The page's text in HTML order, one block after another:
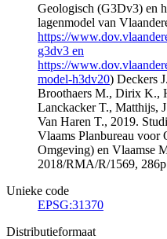
Geologisch (G3Dv3) en
lagenmodel van
https://
g3dv3 en
https://
model-h3dv20) Deckers
Broothaers M., Dirix K.,
Lanckacker T., Matthijs,
Van Haren T., 2019.
Vlaams Planbureau voor
Omgeving) en Vlaamse
2018/RMA/R/1569,
Unieke code
EPSG:31370
Distributieformaat